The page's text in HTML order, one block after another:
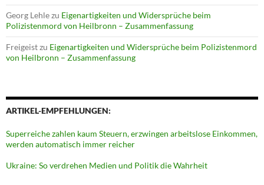
Georg Lehlezu Eigenartigkeiten und Widersprüche beim
Polizistenmord von Heilbronn – Zusammenfassung
Freigeistzu Eigenartigkeiten und Widersprüche beim Polizistenmord
von Heilbronn – Zusammenfassung
ARTIKEL-EMPFEHLUNGEN:
Superreiche zahlen kaum Steuern, erzwingen arbeitslose Einkommen,
werden automatisch immer reicher
Ukraine: So verdrehen Medien und Politik die Wahrheit